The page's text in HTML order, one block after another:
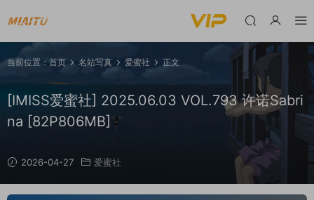
当前位置： 首页 名站写真 爱蜜社 正文
[IMISS爱蜜社] 2025.06.03 VOL.793 许诺Sabri
na [82P806MB]
2026-04-27 爱蜜社